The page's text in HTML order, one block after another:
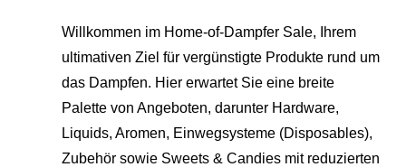
Willkommen im Home-of-Dampfer Sale, Ihrem
ultimativen Ziel für vergünstigte Produkte rund um
das Dampfen. Hier erwartet Sie eine breite
Palette von Angeboten, darunter Hardware,
Liquids, Aromen, Einwegsysteme (Disposables),
Zubehör sowie Sweets & Candies mit reduzierten